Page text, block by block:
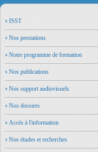
ISST
Nos prestations
Notre programme de formation
Nos publications
Nos support audiovisuels
Nos dossiers
Accés à l'information
Nos études et recherches